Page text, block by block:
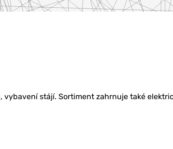
stájí. Sortiment zahrnuje také